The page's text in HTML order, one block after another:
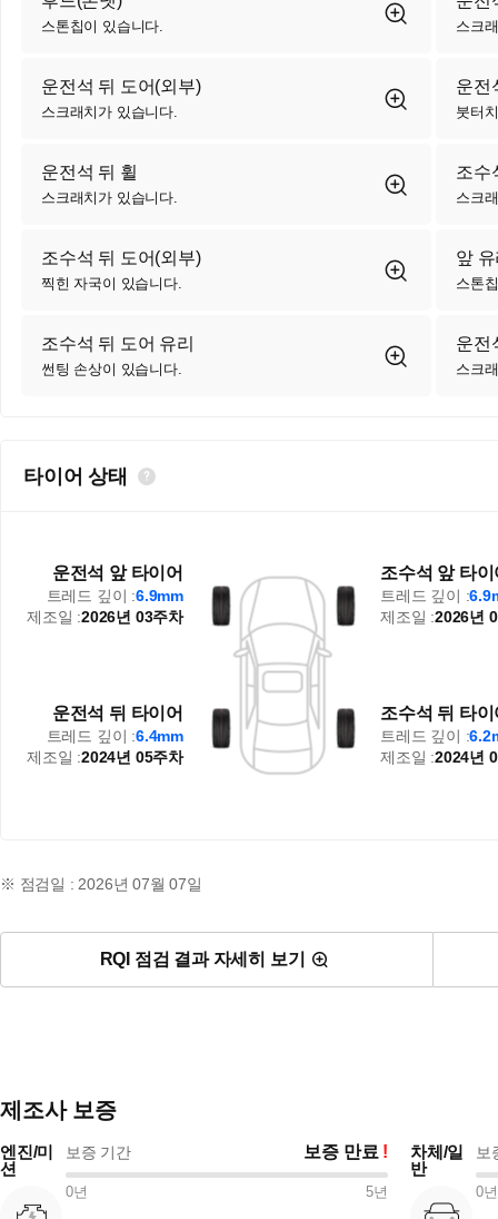
스톤칩이 있습니다. 스크
운전석 뒤 도어(외부)
스크래치가 있습니다.
운전
붓터
운전석 뒤 휠
스크래치가 있습니다.
조수
스크
조수석 뒤 도어(외부)
찍힌 자국이 있습니다.
앞
스톤
조수석 뒤 도어 유리
썬팅 손상이 있습니다.
운전
스크
타이어 상태
운전석 앞 타이어
트레드 깊이 :6.9mm
제조일 :2026년 03주차
운전석 뒤 타이어
트레드 깊이 :6.4mm
제조일 :2024년 05주차
조수석 뒤 타이
트레드 깊이 :
제조일 :2024년
조수석 앞 타이
트레드 깊이 :
제조일 :2026년
※ 점검일 : 2026년 07월 07일
RQI 점검 결과 자세히 보기
제조사 보증
엔진/미
션
보증 기간 보증 만료
0년 5년
차체/일
반
보
0년